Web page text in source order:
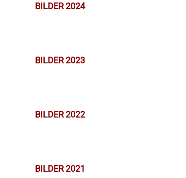
BILDER 2024
BILDER 2023
BILDER 2022
BILDER 2021